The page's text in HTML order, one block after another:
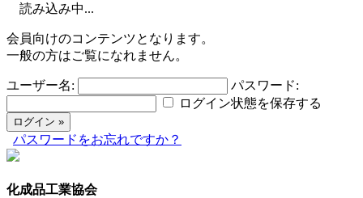
読み込み中...
会員向けのコンテンツとなります。
一般の方はご覧になれません。
ユーザー名:
パスワード:
ログイン状態を保存する
パスワードをお忘れですか？
化成品工業協会